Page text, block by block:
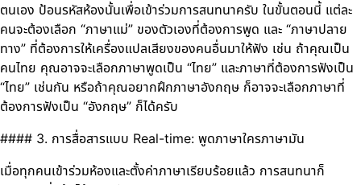
ตนเอง ป้อนรหัสห้องนั้นเพื่อเข้าร่วมการสนทนาครับ ในขั้นตอนนี้ แต่ละ
คนจะต้องเลือก “ภาษาแม่” ของตัวเองที่ต้องการพูด และ “ภาษาปลาย
ทาง” ที่ต้องการให้เครื่องแปลเสียงของคนอื่นมาให้ฟัง เช่น ถ้าคุณเป็น
คนไทย คุณอาจจะเลือกภาษาพูดเป็น “ไทย” และภาษาที่ต้องการฟังเป็น
“ไทย” เช่นกัน หรือถ้าคุณอยากฝึกภาษาอังกฤษ ก็อาจจะเลือกภาษาที่
ต้องการฟังเป็น “อังกฤษ” ก็ได้ครับ
#### 3. การสื่อสารแบบ Real-time: พูดภาษาใครภาษามัน
เมื่อทุกคนเข้าร่วมห้องและตั้งค่าภาษาเรียบร้อยแล้ว การสนทนาก็